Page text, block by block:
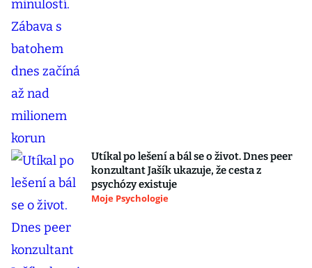
Utíkal po lešení a bál se o život. Dnes peer
konzultant Jašík ukazuje, že cesta z
psychózy existuje
Moje Psychologie